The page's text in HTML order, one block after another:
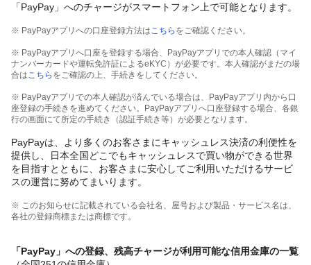
「PayPay」へのチャージがスマートフォン上で可能となります。
※ PayPayアプリへの口座登録方法は こちら をご確認ください。
※ PayPayアプリへ口座を登録する場合、PayPayアプリでの本人確認（マイ
ナンバーカードや運転免許証によるeKYC）が必要です。本人確認がまだの場
合は こちら をご確認の上、手続きをしてください。
※ PayPayアプリでの本人確認が済んでいる場合は、PayPayアプリ内から口
座登録の手続きを進めてください。PayPayアプリへ口座登録する場合、各銀
行の画面にて所定の手続き（認証手続き等）が必要となります。
PayPayは、より多くのお客さまにキャッシュレス決済の利便性を
提供し、日本全国どこでもキャッシュレスで買い物ができる世界
を目指すとともに、お客さまに安心してご利用いただけるサービ
スの運営に努めてまいります。
※ このお知らせに記載されている会社名、屋号および製品・サービス名は、
各社の登録商標または商標です。
「PayPay」への登録、残高チャージが利用可能な信用金庫の一覧